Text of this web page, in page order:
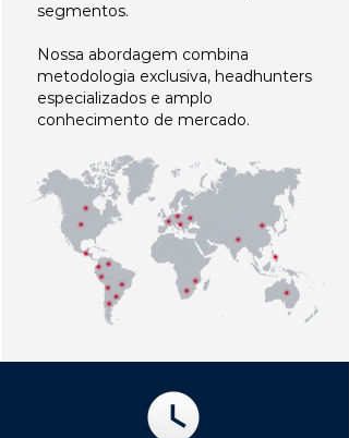
segmentos.
Nossa abordagem combina
metodologia exclusiva, headhunters
especializados e amplo
conhecimento de mercado.